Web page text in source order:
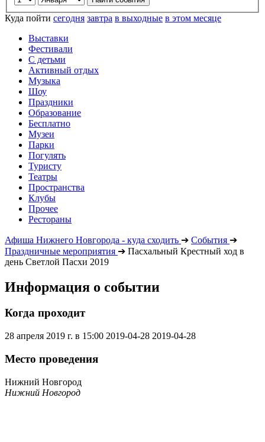
Куда пойти сегодня завтра в выходные в этом месяце
Выставки
Фестивали
С детьми
Активный отдых
Музыка
Шоу
Праздники
Образование
Бесплатно
Музеи
Парки
Погулять
Туристу
Театры
Пространства
Клубы
Прочее
Рестораны
Афиша Нижнего Новгорода - куда сходить ➔ События ➔
Праздничные мероприятия ➔ Пасхальный Крестный ход в
день Светлой Пасхи 2019
Информация о событии
Когда проходит
28 апреля 2019 г. в 15:00 2019-04-28 2019-04-28
Место проведения
Нижний Новгород
Нижний Новгород